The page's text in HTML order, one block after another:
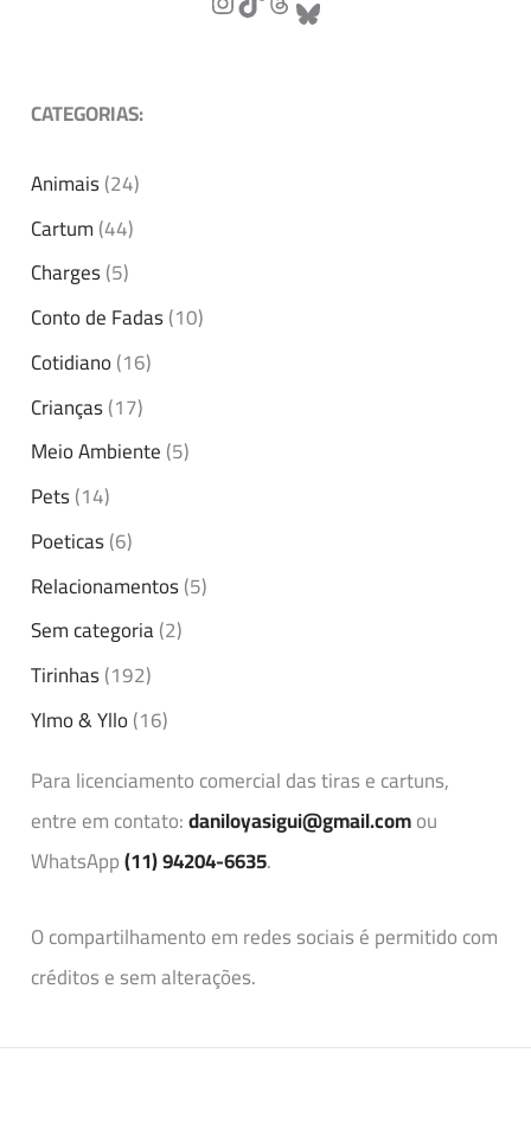
CATEGORIAS:
Animais(24)
Cartum(44)
Charges(5)
Conto de Fadas(10)
Cotidiano(16)
Crianças(17)
Meio Ambiente(5)
Pets(14)
Poeticas(6)
Relacionamentos(5)
Sem categoria(2)
Tirinhas(192)
Ylmo & Yllo(16)
Para licenciamento comercial das tiras e cartuns,
entre em contato:daniloyasigui@gmail.comou
WhatsApp(11) 94204-6635.
O compartilhamento em redes sociais é permitido com
créditos e sem alterações.